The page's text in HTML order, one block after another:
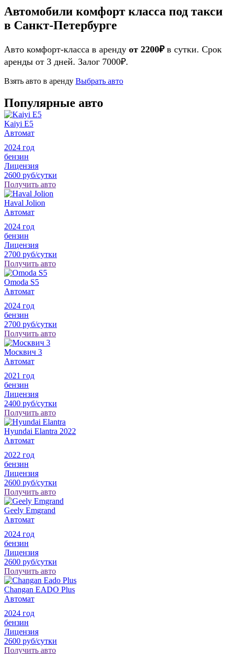
Автомобили комфорт класса под такси
в Санкт-Петербурге
Авто комфорт-класса в аренду от 2200₽в сутки. Срок
аренды от 3 дней. Залог 7000₽.
Взять авто в аренду Выбрать авто
Популярные авто
Kaiyi E5
Автомат
2024 год
бензин
Лицензия
2600 руб/сутки
Получить авто
Haval Jolion
Автомат
2024 год
бензин
Лицензия
2700 руб/сутки
Получить авто
Omoda S5
Автомат
2024 год
бензин
2700 руб/сутки
Получить авто
Москвич 3
Автомат
2021 год
бензин
Лицензия
2400 руб/сутки
Получить авто
Hyundai Elantra 2022
Автомат
2022 год
бензин
Лицензия
2600 руб/сутки
Получить авто
Geely Emgrand
Автомат
2024 год
бензин
Лицензия
2600 руб/сутки
Получить авто
Changan EADO Plus
Автомат
2024 год
бензин
Лицензия
2600 руб/сутки
Получить авто